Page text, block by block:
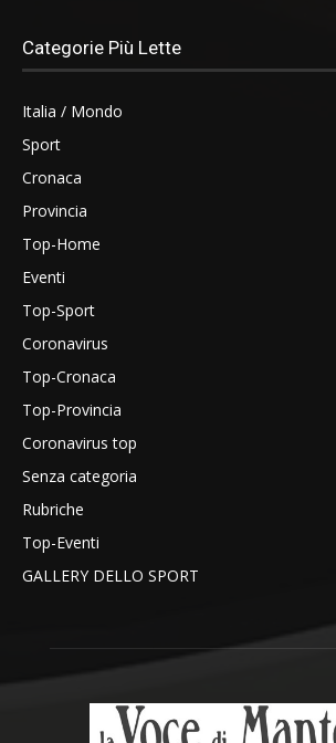
Categorie Più Lette
Italia / Mondo
Sport
Cronaca
Provincia
Top-Home
Eventi
Top-Sport
Coronavirus
Top-Cronaca
Top-Provincia
Coronavirus top
Senza categoria
Rubriche
Top-Eventi
GALLERY DELLO SPORT